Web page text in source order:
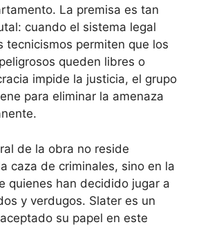
La premisa es tan
cuando el sistema legal
tecnicismos permiten que los
queden libres o
impide la justicia, el grupo
para eliminar la amenaza
de la obra no reside
caza de criminales, sino en la
quienes han decidido jugar a
y verdugos. Slater es un
su papel en este